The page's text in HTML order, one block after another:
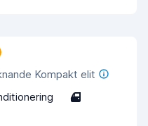
Kompakt elit
4